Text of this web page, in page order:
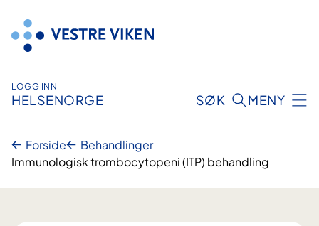
innhold
LOGG INN
HELSENORGE SØK MENY
Forside
Behandlinger
Immunologisk trombocytopeni (ITP) behandling